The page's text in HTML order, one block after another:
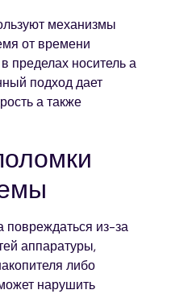
механизмы
от времени
пределах носитель а
подход дает
а также
повреждаться из-за
аппаратуры,
либо
нарушить